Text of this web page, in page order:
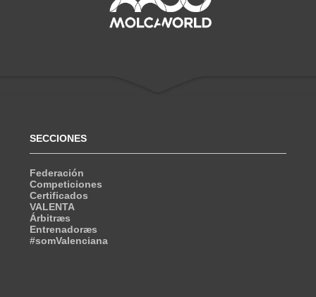
SECCIONES
Federación
Competiciones
Certificados
VALENTA
Árbitræs
Entrenadoræs
#somValenciana